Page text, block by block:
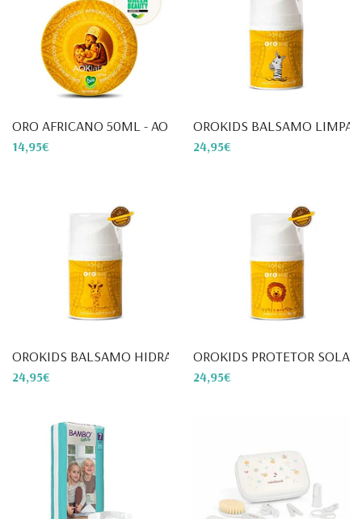
ORO AFRICANO 50ML - AOKLABS
14,95€
OROKIDS BALSAMO
24,95€
OROKIDS BALSAMO HIDRATANTE ...
24,95€
OROKIDS PROTETOR
24,95€